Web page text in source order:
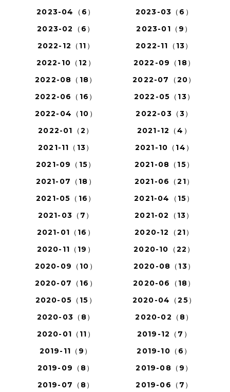
2023-04（6）
2023-03（6）
2023-02（6）
2023-01（9）
2022-12（11）
2022-11（13）
2022-10（12）
2022-09（18）
2022-08（18）
2022-07（20）
2022-06（16）
2022-05（13）
2022-04（10）
2022-03（3）
2022-01（2）
2021-12（4）
2021-11（13）
2021-10（14）
2021-09（15）
2021-08（15）
2021-07（18）
2021-06（21）
2021-05（16）
2021-04（15）
2021-03（7）
2021-02（13）
2021-01（16）
2020-12（21）
2020-11（19）
2020-10（22）
2020-09（10）
2020-08（13）
2020-07（16）
2020-06（18）
2020-05（15）
2020-04（25）
2020-03（8）
2020-02（8）
2020-01（11）
2019-12（7）
2019-11（9）
2019-10（6）
2019-09（8）
2019-08（9）
2019-07（8）
2019-06（7）